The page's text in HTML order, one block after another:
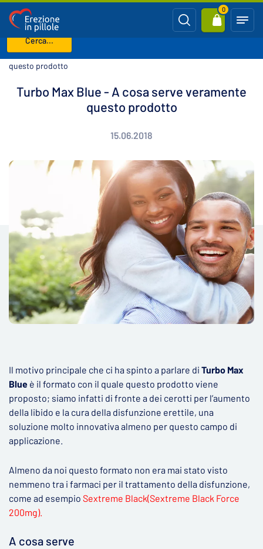
Cerca...
0
Benvenuto Blog
questo prodotto
Turbo Max Blue - A cosa serve veramente
questo prodotto
15.06.2018
Il motivo principale che ci ha spinto a parlare di Turbo Max
Blue è il formato con il quale questo prodotto viene
proposto; siamo infatti di fronte a dei cerotti per l’aumento
della libido e la cura della disfunzione erettile, una
soluzione molto innovativa almeno per questo campo di
applicazione.
Almeno da noi questo formato non era mai stato visto
nemmeno tra i farmaci per il trattamento della disfunzione,
come ad esempio Sextreme Black(Sextreme Black Force
200mg).
A cosa serve